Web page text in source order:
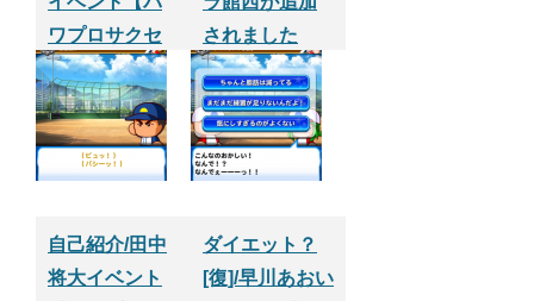
ワプロサクセ
スアプリ】
されました
【パワプロサ
クセスアプ
リ】
自己紹介/田中
将大イベント
ダイエット？
[復]/早川あおい